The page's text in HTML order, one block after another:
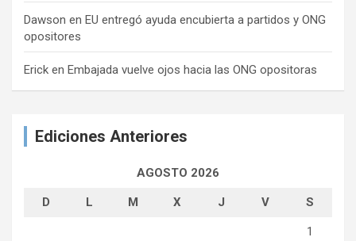
Dawson en EU entregó ayuda encubierta a partidos y ONG
opositores
Erick en Embajada vuelve ojos hacia las ONG opositoras
Ediciones Anteriores
AGOSTO 2026
D L M X J V S
1